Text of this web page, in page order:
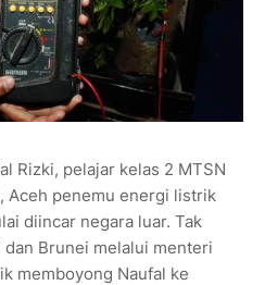
Rizki, pelajar kelas 2 MTSN
Aceh penemu energi listrik
diincar negara luar. Tak
Brunei melalui menteri
memboyong Naufal ke